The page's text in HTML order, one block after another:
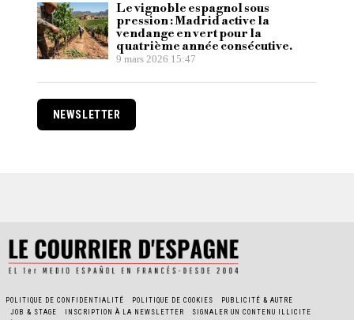
Le vignoble espagnol sous
pression : Madrid active la
vendange en vert pour la
quatrième année consécutive.
9 mars 2026 15:47
NEWSLETTER
POLITIQUE DE CONFIDENTIALITÉ POLITIQUE DE COOKIES
PUBLICITÉ & AUTRE
JOB & STAGE
INSCRIPTION À LA NEWSLETTER
SIGNALER UN CONTENU ILLICITE